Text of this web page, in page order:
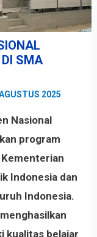
SMA
2025
Nasional
program
Indonesia dan
Indonesia.
kualitas belajar